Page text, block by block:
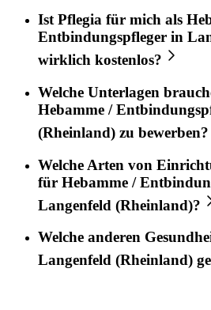
Ist Pflegia für mich als
Entbindungspfleger in
wirklich kostenlos?
Welche Unterlagen
Hebamme /
(Rheinland) zu bewerben?
Welche Arten von
für Hebamme /
Langenfeld (Rheinland)?
Welche anderen
Langenfeld (Rheinland)